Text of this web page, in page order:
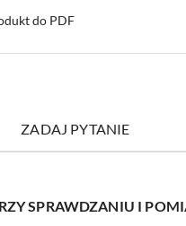
do PDF
ZADAJ PYTANIE
SPRAWDZANIU I